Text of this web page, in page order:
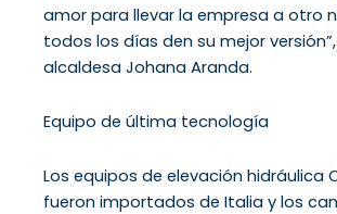
amor para llevar la empresa a otro
todos los días den su mejor
alcaldesa Johana Aranda.
Equipo de última tecnología
Los equipos de elevación hidráulica
fueron importados de Italia y los